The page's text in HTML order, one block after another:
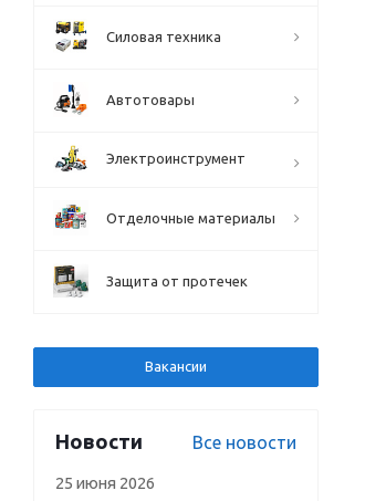
Силовая техника
Автотовары
Электроинструмент
Отделочные материалы
Защита от протечек
Вакансии
Новости Все новости
25 июня 2026